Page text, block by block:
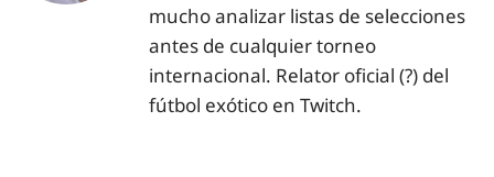
mucho analizar listas de selecciones
antes de cualquier torneo
internacional. Relator oficial (?) del
fútbol exótico en Twitch.